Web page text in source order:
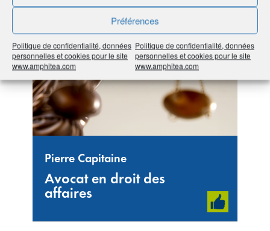
Préférences
Politique de confidentialité, données
personnelles et cookies pour le site
www.amphitea.com
Politique de confidentialité, données
personnelles et cookies pour le site
www.amphitea.com
Pierre Capitaine
Avocat en droit des
affaires